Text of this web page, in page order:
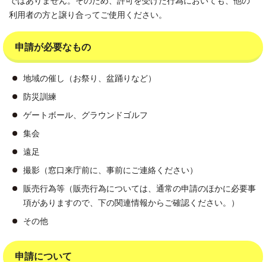
利用者の方と譲り合ってご使用ください。
申請が必要なもの
地域の催し（お祭り、盆踊りなど）
防災訓練
ゲートボール、グラウンドゴルフ
集会
遠足
撮影（窓口来庁前に、事前にご連絡ください）
販売行為等（販売行為については、通常の申請のほかに必要事
項がありますので、下の関連情報からご確認ください。）
その他
申請について